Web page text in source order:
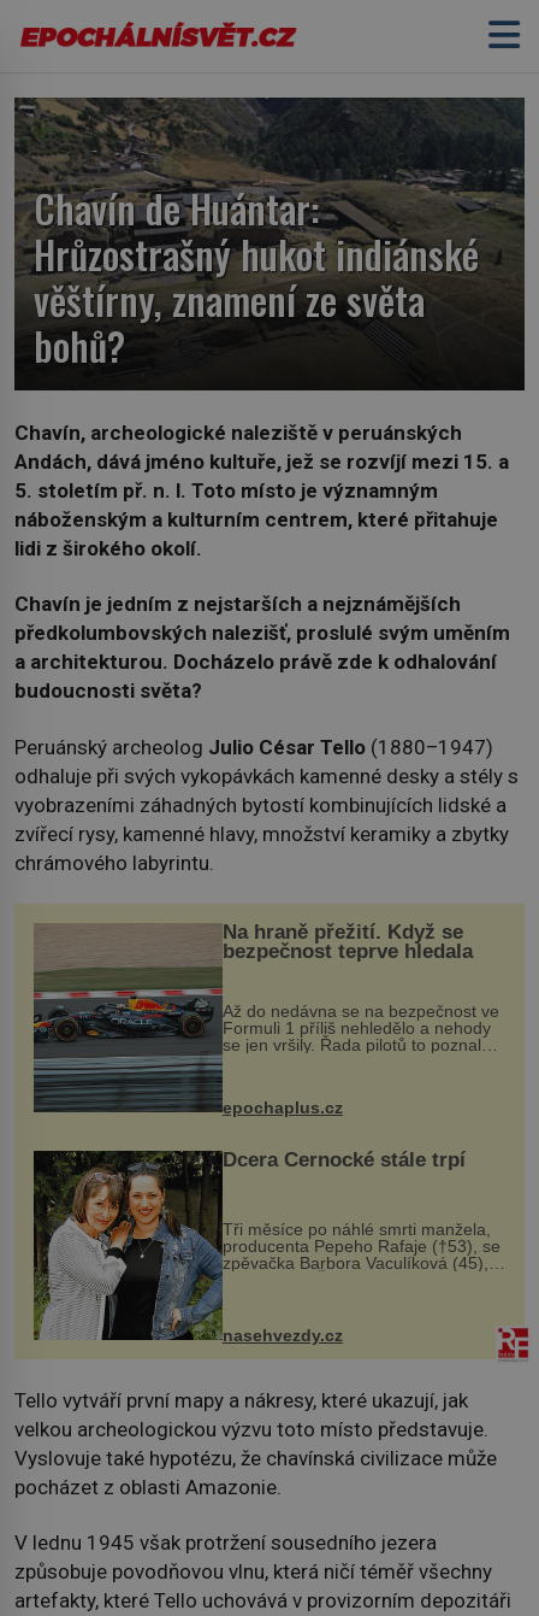
Chavín de Huántar:
Hrůzostrašný hukot indiánské
věštírny, znamení ze světa
bohů?
Chavín, archeologické naleziště v peruánských
Andách, dává jméno kultuře, jež se rozvíjí mezi 15. a
5. stoletím př. n. l. Toto místo je významným
náboženským a kulturním centrem, které přitahuje
lidi z širokého okolí.
Chavín je jedním z nejstarších a nejznámějších
předkolumbovských nalezišť, proslulé svým uměním
a architekturou. Docházelo právě zde k odhalování
budoucnosti světa?
Peruánský archeolog Julio César Tello (1880–1947)
odhaluje při svých vykopávkách kamenné desky a stély s
vyobrazeními záhadných bytostí kombinujících lidské a
zvířecí rysy, kamenné hlavy, množství keramiky a zbytky
chrámového labyrintu.
Na hraně přežití. Když se
bezpečnost teprve hledala
Až do nedávna se na bezpečnost ve
Formuli 1 příliš nehledělo a nehody
se jen vršily. Řada pilotů to poznala
na vlastní kůži, často s trvalými
následky nebo bohužel i ztrátou
života. Dnes nepochopiteln...
epochaplus.cz
Dcera Černocké stále trpí
Tři měsíce po náhlé smrti manžela,
producenta Pepeho Rafaje (†53), se
zpěvačka Barbora Vaculíková (45),
dcera Petry Černocké (75), poprvé
ozvala veřejnosti. Na sociální síti
sdílela, že se snaží fung...
nasehvezdy.cz
Tello vytváří první mapy a nákresy, které ukazují, jak
velkou archeologickou výzvu toto místo představuje.
Vyslovuje také hypotézu, že chavínská civilizace může
pocházet z oblasti Amazonie.
V lednu 1945 však protržení sousedního jezera
způsobuje povodňovou vlnu, která ničí téměř všechny
artefakty, které Tello uchovává v provizorním depozitáři